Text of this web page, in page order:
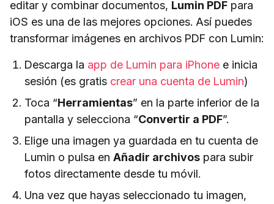
editar y combinar documentos, Lumin PDF para
iOS es una de las mejores opciones. Así puedes
transformar imágenes en archivos PDF con Lumin:
Descarga la app de Lumin para iPhone e inicia
sesión (es gratis crear una cuenta de Lumin)
Toca “Herramientas” en la parte inferior de la
pantalla y selecciona “Convertir a PDF”.
Elige una imagen ya guardada en tu cuenta de
Lumin o pulsa en Añadir archivos para subir
fotos directamente desde tu móvil.
Una vez que hayas seleccionado tu imagen,